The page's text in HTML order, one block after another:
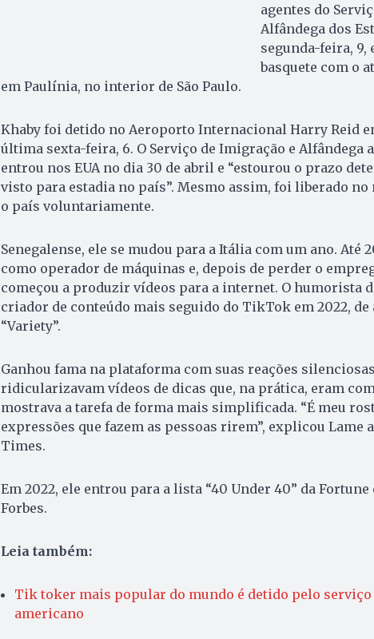
agentes do
Alfândega dos
segunda-feira, 9,
basquete com o
em Paulínia, no interior de São Paulo.
Khaby foi detido no Aeroporto Internacional Harry Reid
última sexta-feira, 6. O Serviço de Imigração e Alfândega
entrou nos EUA no dia 30 de abril e “estourou o prazo
visto para estadia no país”. Mesmo assim, foi liberado no
o país voluntariamente.
Senegalense, ele se mudou para a Itália com um ano. Até
como operador de máquinas e, depois de perder o
começou a produzir vídeos para a internet. O humorista
criador de conteúdo mais seguido do TikTok em 2022,
“Variety”.
Ganhou fama na plataforma com suas reações
ridicularizavam vídeos de dicas que, na prática, eram
mostrava a tarefa de forma mais simplificada. “É meu
expressões que fazem as pessoas rirem”, explicou Lame
Times.
Em 2022, ele entrou para a lista “40 Under 40” da Fortune
Forbes.
Leia também:
Tik toker mais popular do mundo é detido pelo
americano